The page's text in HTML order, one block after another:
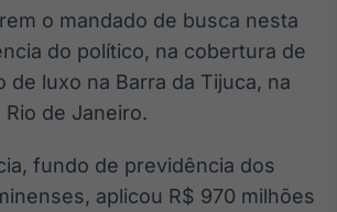
headlines de
notícias
Broadcast
Componentes
para conteúdos e
funcionalidades
o mandado de busca nesta
do político, na cobertura de
de luxo na Barra da Tijuca, na
de Janeiro.
fundo de previdência dos
aplicou R$ 970 milhões